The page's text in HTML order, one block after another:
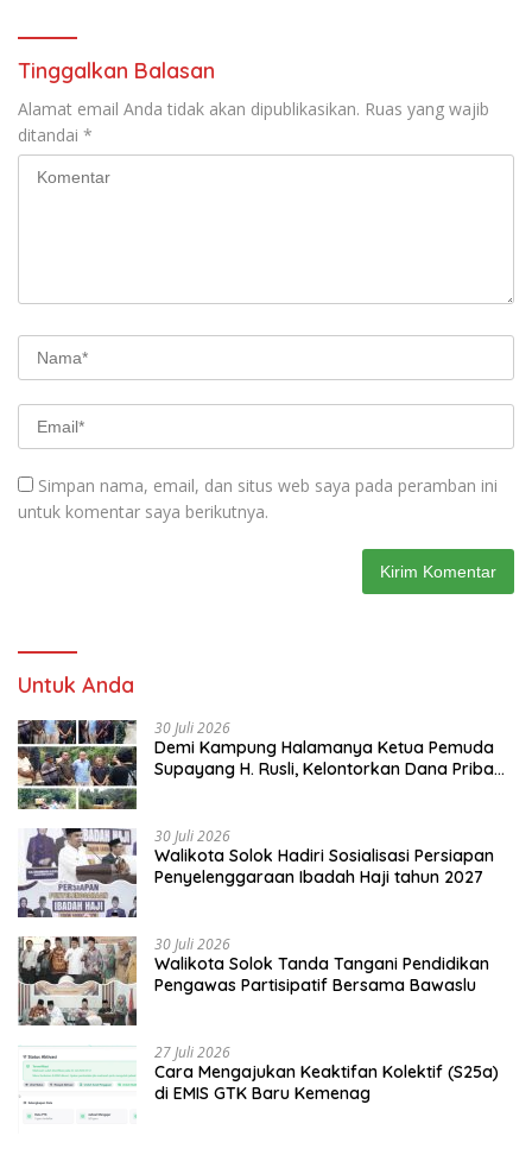
Tinggalkan Balasan
Alamat email Anda tidak akan dipublikasikan. Ruas yang wajib
ditandai *
Simpan nama, email, dan situs web saya pada peramban ini
untuk komentar saya berikutnya.
Untuk Anda
30 Juli 2026
Demi Kampung Halamanya Ketua Pemuda
Supayang H. Rusli, Kelontorkan Dana Pribadi
30 Juli 2026
Walikota Solok Hadiri Sosialisasi Persiapan
Penyelenggaraan Ibadah Haji tahun 2027
30 Juli 2026
Walikota Solok Tanda Tangani Pendidikan
Pengawas Partisipatif Bersama Bawaslu
27 Juli 2026
Cara Mengajukan Keaktifan Kolektif (S25a)
di EMIS GTK Baru Kemenag